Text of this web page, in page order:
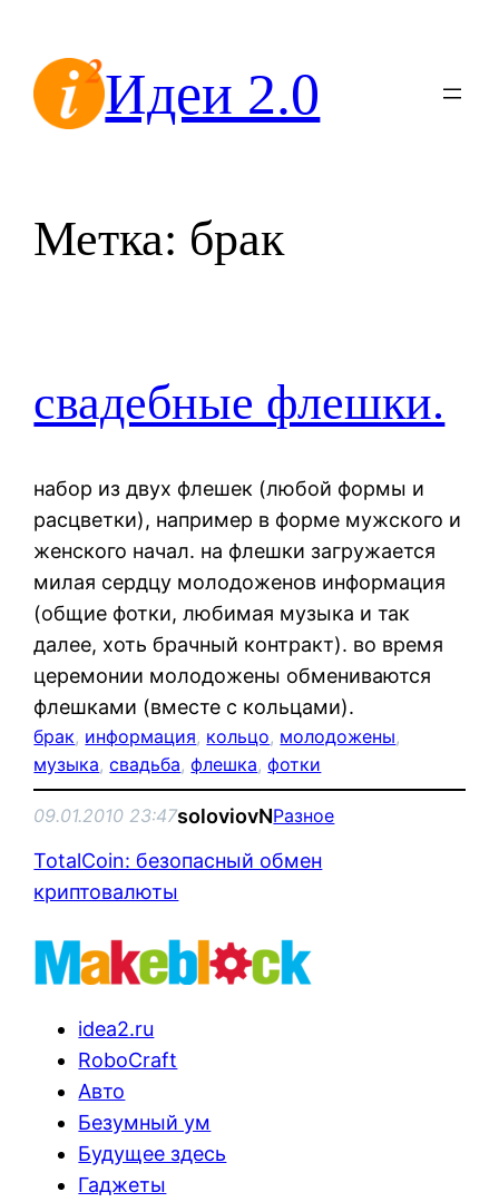
содержимомуИдеи 2.0
Метка: брак
свадебные флешки.
набор из двух флешек (любой формы и
расцветки), например в форме мужского и
женского начал. на флешки загружается
милая сердцу молодоженов информация
(общие фотки, любимая музыка и так
далее, хоть брачный контракт). во время
церемонии молодожены обмениваются
флешками (вместе с кольцами).
брак, информация, кольцо, молодожены
музыка, свадьба, флешка, фотки
09.01.2010 23:47soloviovNРазное
TotalCoin: безопасный обмен
криптовалюты
idea2.ru
RoboCraft
Авто
Безумный ум
Будущее здесь
Гаджеты